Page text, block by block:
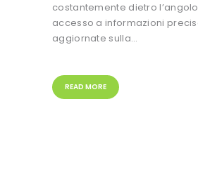
costantemente dietro
accesso a informazioni
aggiornate sulla…
READ MORE